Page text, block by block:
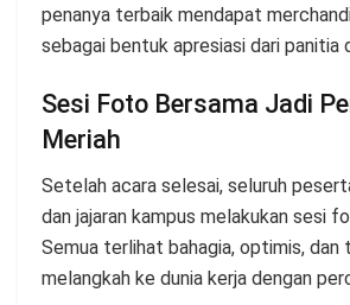
penanya terbaik mendapat
sebagai bentuk apresiasi dari panitia
Sesi Foto Bersama Jadi
Meriah
Setelah acara selesai, seluruh
dan jajaran kampus melakukan sesi
Semua terlihat bahagia, optimis,
melangkah ke dunia kerja dengan